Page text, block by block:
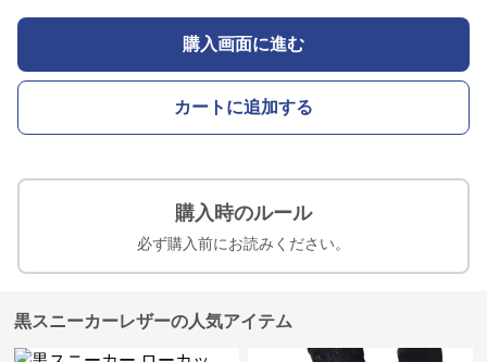
購入画面に進む
カートに追加する
購入時のルール
必ず購入前にお読みください。
黒スニーカーレザーの人気アイテム